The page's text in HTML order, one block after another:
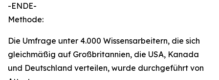
-ENDE-
Methode:
Die Umfrage unter 4.000 Wissensarbeitern, die sich
gleichmäßig auf Großbritannien, die USA, Kanada
und Deutschland verteilen, wurde durchgeführt von